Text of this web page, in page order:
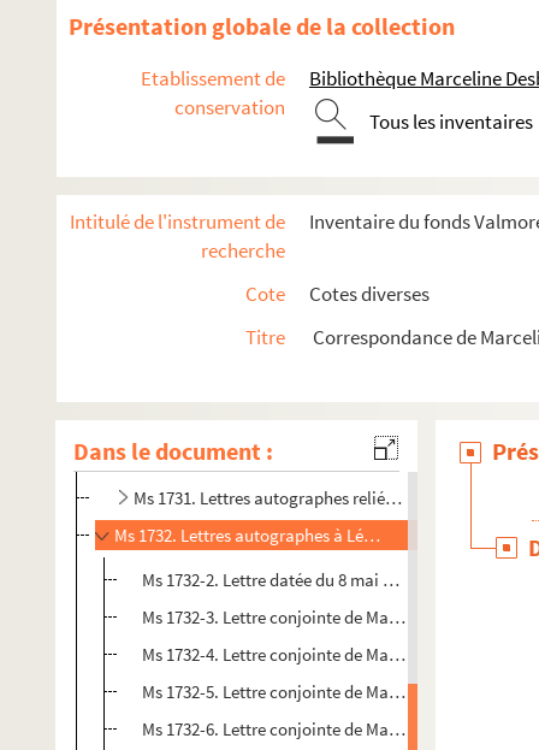
Présentation globale de la collection
Etablissement de
conservation
Bibliothèque Marceline
Tous les inventaires
Intitulé de l'instrument de
recherche
Inventaire du fonds
Cote
Cotes diverses
Titre
Correspondance de
Dans le document :
Lettres écrites par Marceline à divers correspondants
Ms 1419. Lettres adressées à M. Taranget.
Ms 1553. Copies de lettres de Marceline Desbordes
Ms 1709. Lettres de Marceline Desbordes-Valmore au
Ms 1730. Lettre à Alexandre Dumas datée du 29 mai 1835
Ms 1731. Lettres autographes reliées en tête d'un
Ms 1732. Lettres autographes à Léonie d'Erville,
Ms 1732-2. Lettre datée du 8 mai 1837 et écrite de Paris
Ms 1732-3. Lettre conjointe de Marceline et Ondine
Ms 1732-4. Lettre conjointe de Marceline et Inès datée
Ms 1732-5. Lettre conjointe de Marceline et Ondine
Ms 1732-6. Lettre conjointe de Marceline et Ondine